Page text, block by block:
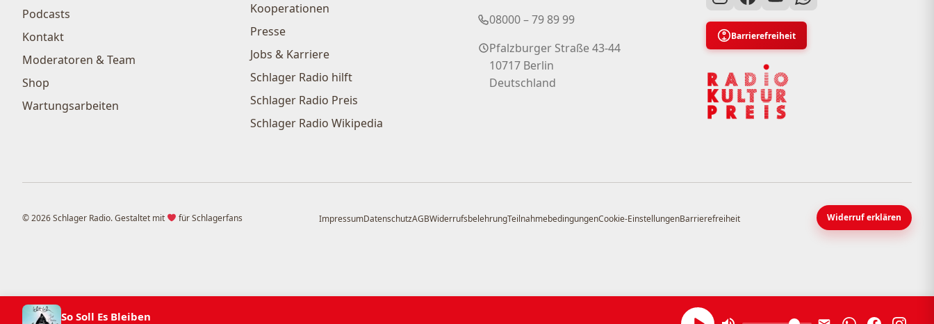
Podcasts
Kontakt
Moderatoren & Team
Shop
Wartungsarbeiten
Kooperationen
Presse
Jobs & Karriere
Schlager Radio hilft
Schlager Radio Preis
Schlager Radio Wikipedia
08000 – 79 89 99
Pfalzburger Straße 43-44
10717 Berlin
Deutschland
Barrierefreiheit
© 2026 Schlager Radio. Gestaltet mit für Schlagerfans ImpressumDatenschutzAGBWiderrufsbelehrungTeilnahmebedingungenCookie-EinstellungenBarrierefreiheit Widerruf erklären
So Soll Es Bleiben